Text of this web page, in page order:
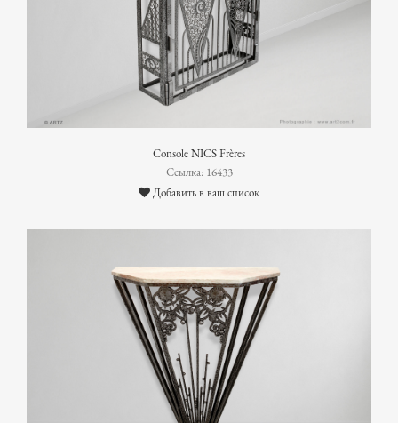
Console NICS Frères
Ссылка: 16433
Добавить в ваш список